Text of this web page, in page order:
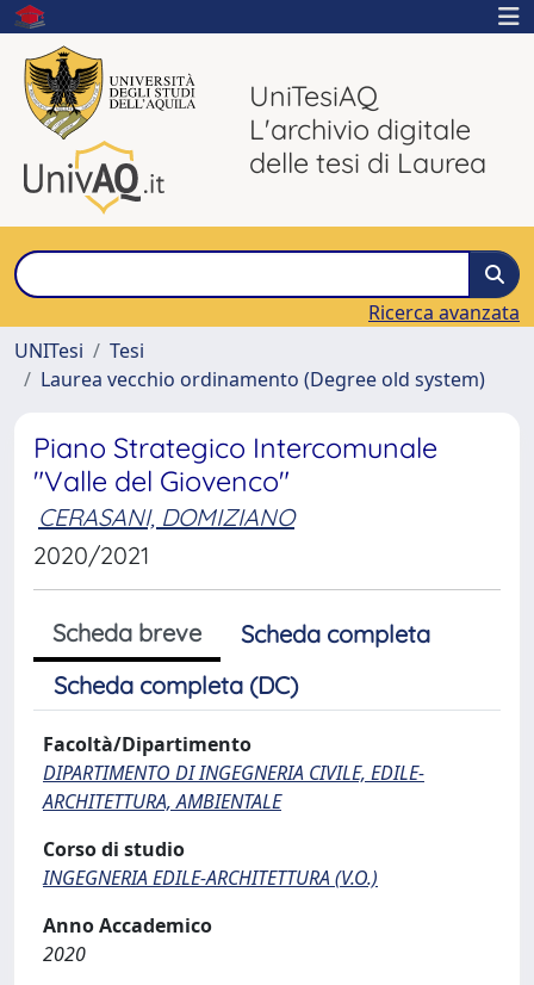
UniTesiAQ
L'archivio digitale
delle tesi di Laurea
Ricerca avanzata
UNITesi
Tesi
Laurea vecchio ordinamento (Degree old system)
Piano Strategico Intercomunale
"Valle del Giovenco"
CERASANI, DOMIZIANO
2020/2021
Scheda breve
Scheda completa
Scheda completa (DC)
Facoltà/Dipartimento
DIPARTIMENTO DI INGEGNERIA CIVILE, EDILE-
ARCHITETTURA, AMBIENTALE
Corso di studio
INGEGNERIA EDILE-ARCHITETTURA (V.O.)
Anno Accademico
2020